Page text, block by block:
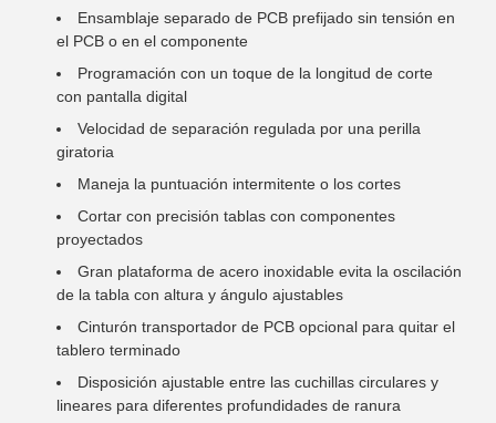
Ensamblaje separado de PCB prefijado sin tensión en
el PCB o en el componente
Programación con un toque de la longitud de corte
con pantalla digital
Velocidad de separación regulada por una perilla
giratoria
Maneja la puntuación intermitente o los cortes
Cortar con precisión tablas con componentes
proyectados
Gran plataforma de acero inoxidable evita la oscilación
de la tabla con altura y ángulo ajustables
Cinturón transportador de PCB opcional para quitar el
tablero terminado
Disposición ajustable entre las cuchillas circulares y
lineares para diferentes profundidades de ranura